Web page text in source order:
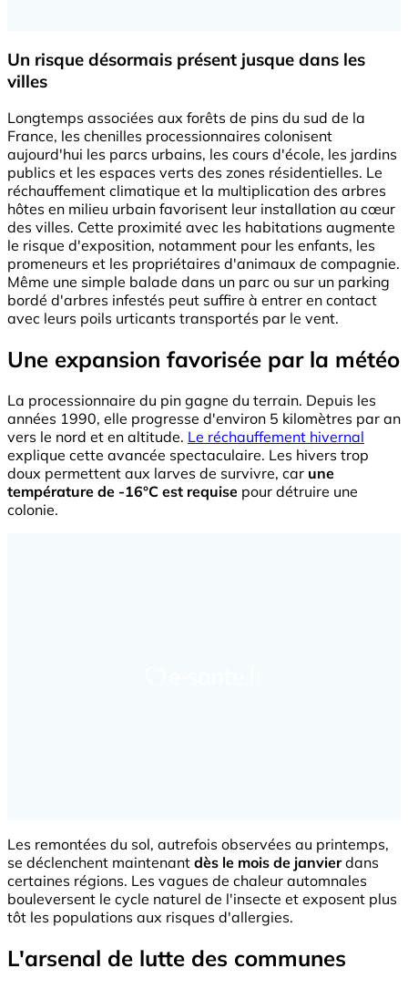
Un risque désormais présent jusque dans les
villes
Longtemps associées aux forêts de pins du sud de la
France, les chenilles processionnaires colonisent
aujourd'hui les parcs urbains, les cours d'école, les jardins
publics et les espaces verts des zones résidentielles. Le
réchauffement climatique et la multiplication des arbres
hôtes en milieu urbain favorisent leur installation au cœur
des villes. Cette proximité avec les habitations augmente
le risque d'exposition, notamment pour les enfants, les
promeneurs et les propriétaires d'animaux de compagnie.
Même une simple balade dans un parc ou sur un parking
bordé d'arbres infestés peut suffire à entrer en contact
avec leurs poils urticants transportés par le vent.
Une expansion favorisée par la météo
La processionnaire du pin gagne du terrain. Depuis les
années 1990, elle progresse d'environ 5 kilomètres par an
vers le nord et en altitude. Le réchauffement hivernal
explique cette avancée spectaculaire. Les hivers trop
doux permettent aux larves de survivre, car une
température de -16°C est requise pour détruire une
colonie.
Les remontées du sol, autrefois observées au printemps,
se déclenchent maintenant dès le mois de janvierdans
certaines régions. Les vagues de chaleur automnales
bouleversent le cycle naturel de l'insecte et exposent plus
tôt les populations aux risques d'allergies.
L'arsenal de lutte des communes